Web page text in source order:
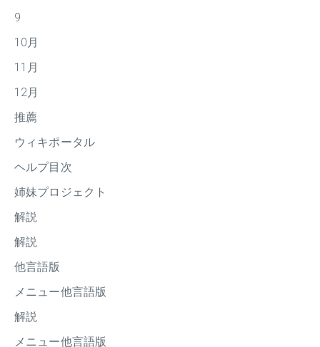
9
10月
11月
12月
推薦
ウィキポータル
ヘルプ目次
姉妹プロジェクト
解説
解説
他言語版
メニュー他言語版
解説
メニュー他言語版